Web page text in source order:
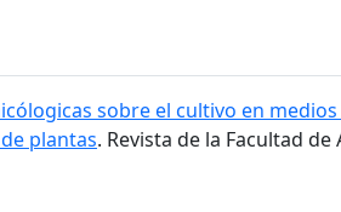
sobre el cultivo en
plantas. Revista de la Facultad